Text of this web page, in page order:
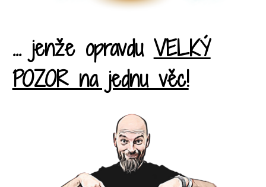
... jenže opravdu VELKÝ
POZOR na jednu věc!